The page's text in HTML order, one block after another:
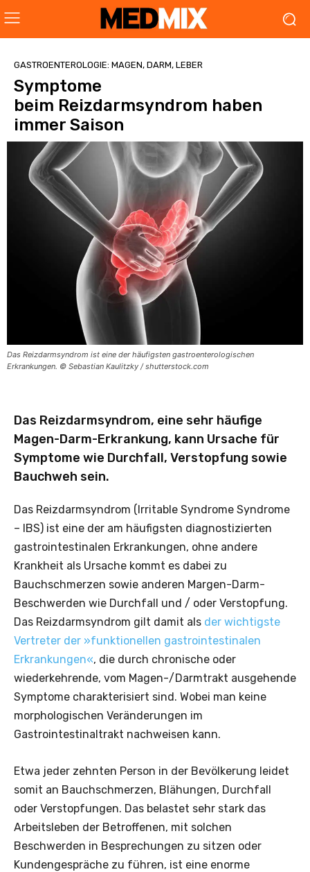
GASTROENTEROLOGIE: MAGEN, DARM, LEBER
Symptome
beim Reizdarmsyndrom haben
immer Saison
Das Reizdarmsyndrom ist eine der häufigsten gastroenterologischen
Erkrankungen. © Sebastian Kaulitzky / shutterstock.com
Das Reizdarmsyndrom, eine sehr häufige
Magen-Darm-Erkrankung, kann Ursache für
Symptome wie Durchfall, Verstopfung sowie
Bauchweh sein.
Das Reizdarmsyndrom (Irritable Syndrome Syndrome
– IBS) ist eine der am häufigsten diagnostizierten
gastrointestinalen Erkrankungen, ohne andere
Krankheit als Ursache kommt es dabei zu
Bauchschmerzen sowie anderen Margen-Darm-
Beschwerden wie Durchfall und / oder Verstopfung.
Das Reizdarmsyndrom gilt damit als der wichtigste
Vertreter der »funktionellen gastrointestinalen
Erkrankungen«, die durch chronische oder
wiederkehrende, vom Magen-/Darmtrakt ausgehende
Symptome charakterisiert sind. Wobei man keine
morphologischen Veränderungen im
Gastrointestinaltrakt nachweisen kann.
Etwa jeder zehnten Person in der Bevölkerung leidet
somit an Bauchschmerzen, Blähungen, Durchfall
oder Verstopfungen. Das belastet sehr stark das
Arbeitsleben der Betroffenen, mit solchen
Beschwerden in Besprechungen zu sitzen oder
Kundengespräche zu führen, ist eine enorme